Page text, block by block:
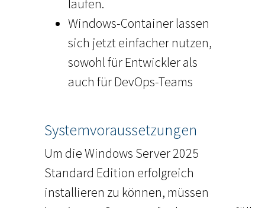
laufen.
Windows-Container lassen
sich jetzt einfacher nutzen,
sowohl für Entwickler als
auch für DevOps-Teams
Systemvoraussetzungen
Um die Windows Server 2025
Standard Edition erfolgreich
installieren zu können, müssen